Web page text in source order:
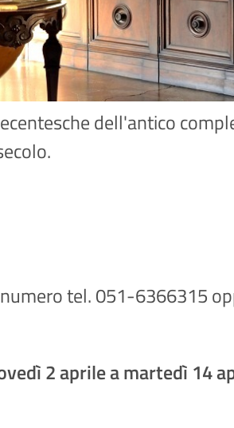
dell'antico
tel. 051-6366315
2 aprile a martedì 14